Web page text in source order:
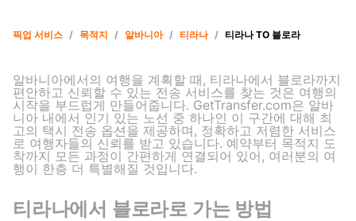
픽업 서비스 / 목적지 / 알바니아 / 티라나 / 티라나 TO 블로라
알바니아에서의 여행을 계획할 때, 티라나에서 블로라까지
편안하고 신뢰할 수 있는 전송 서비스를 찾는 것은 여행의
시작을 부드럽게 만들어줍니다. GetTransfer.com은 알바
니아 내에서 인기 있는 노선 중 하나인 이 구간에 대해 최
고의 택시 전송 옵션을 제공하며, 정확하고 저렴한 서비스
로 여행자들의 신뢰를 받고 있습니다. 예약부터 목적지 도
착까지 모든 과정이 간편하게 연결되어 있어, 여러분의 여
행이 한층 더 특별해질 것입니다.
티라나에서 블로라로 가는 방법